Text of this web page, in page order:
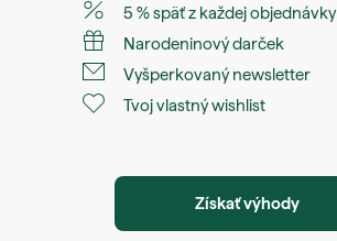
5 % späť z každej objednávky
Narodeninový darček
Vyšperkovaný newsletter
Tvoj vlastný wishlist
Získať výhody